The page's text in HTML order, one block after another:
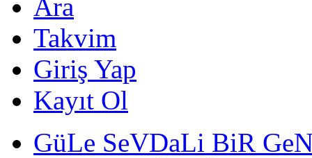
Ara
Takvim
Giriş Yap
Kayıt Ol
GüLe SeVDaLi BiR